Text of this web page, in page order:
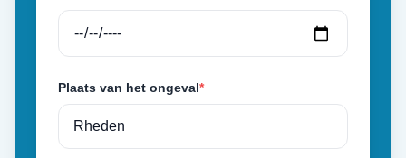
Plaats van het ongeval*